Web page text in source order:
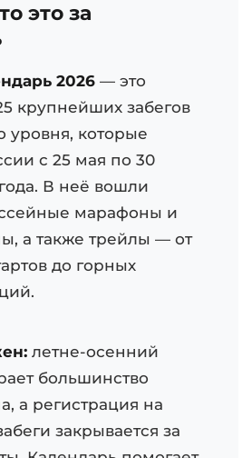
это за
2026 — это
крупнейших забегов
уровня, которые
с 25 мая по 30
В неё вошли
марафоны и
а также трейлы — от
до горных
летне-осенний
большинство
а регистрация на
закрывается за